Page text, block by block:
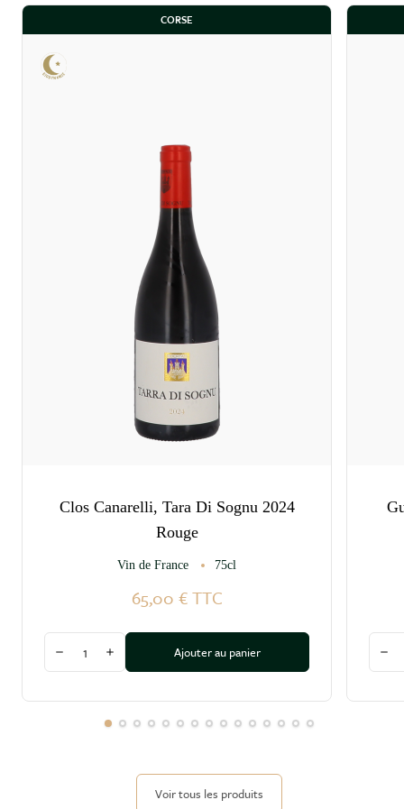
CORSE
Clos Canarelli, Tara Di Sognu 2024
Rouge
Vin de France 75cl
65,00 € TTC
Diminuer la quantité
Augmenter la quantité
Ajouter au panier
Voir tous les produits